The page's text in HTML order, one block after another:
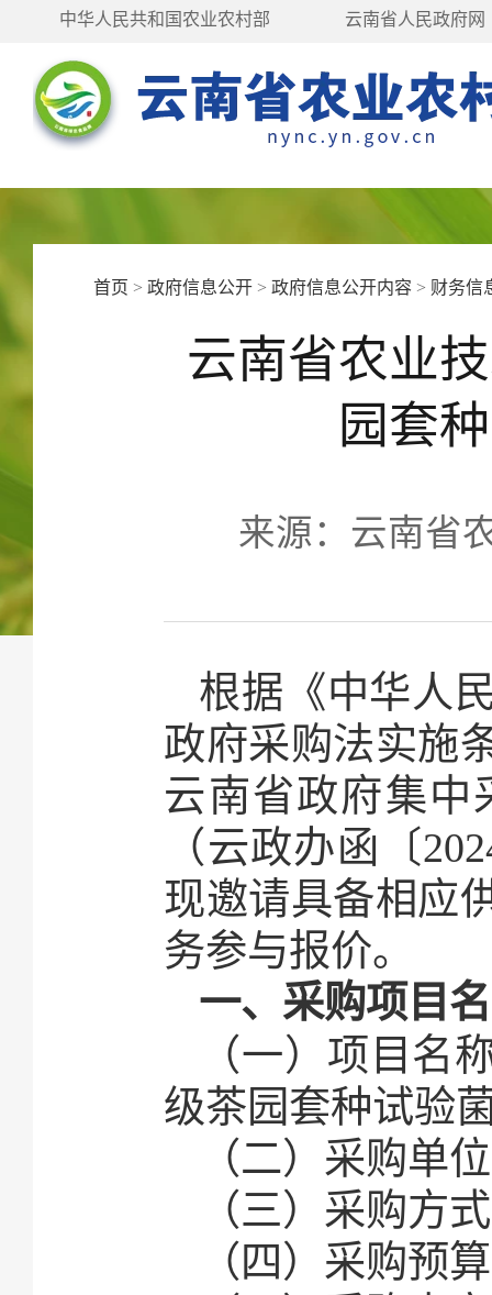
中华人民共和国农业农村部 云南省人民政府网
首页 >政府信息公开 >政府信息公开内容 > 财务信
云南省农业
园套
来源：云南省
根据《中华人
政府采购法实施
云南省政府集中
（云政办函〔
现邀请具备相应
务参与报价。
一、采购项目
（一）项目名
级茶园套种试验
（二）采购单
（三）采购方
（四）采购预